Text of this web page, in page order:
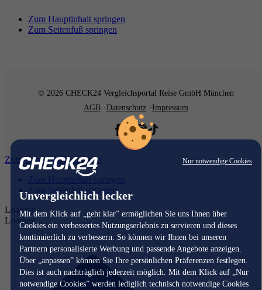
Nur notwendige Cookies
Unvergleichlich lecker
Mit dem Klick auf „geht klar” ermöglichen Sie uns Ihnen über
Cookies ein verbessertes Nutzungserlebnis zu servieren und dieses
kontinuierlich zu verbessern. So können wir Ihnen bei unseren
Partnern personalisierte Werbung und passende Angebote anzeigen.
Über „anpassen” können Sie Ihre persönlichen Präferenzen festlegen.
Dies ist auch nachträglich jederzeit möglich. Mit dem Klick auf „Nur
notwendige Cookies” werden lediglich technisch notwendige Cookies
Zum Hauptinhalt springen
Zum Seitenfuß springen
© 2026 CHECK24 Vergleichsportal Reise GmbH München
AGB
Datenschutz Impressum
Zum Hauptinhalt springen
Zum Hauptinhalt springen
Zum Seitenfuß springen
Loading...
Loading...